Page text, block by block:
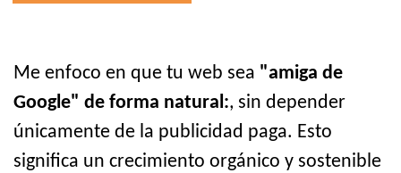
Me enfoco en que tu web sea "amiga de
Google" de forma natural:, sin depender
únicamente de la publicidad paga. Esto
significa un crecimiento orgánico y sostenible